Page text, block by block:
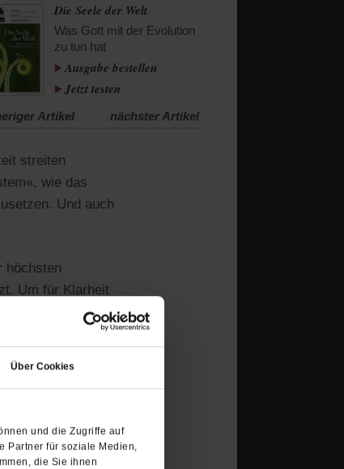
(Öffnet
in
neuen
Über Cookies
und die Zugriffe auf
Partner für soziale Medien,
die Sie ihnen
Die Seele der Welt
Was Gott mit der Evolution
zu tun hat
Ausgabe bestellen
Jetzt testen
Artikel nächster Artikel
streiten
wie das
Und auch
höchsten
Um für Klarheit
nun
zur